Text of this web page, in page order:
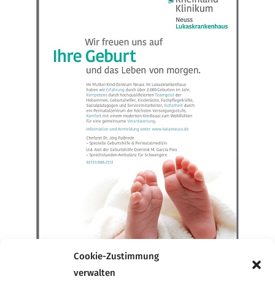
Cookie-Zustimmung
verwalten